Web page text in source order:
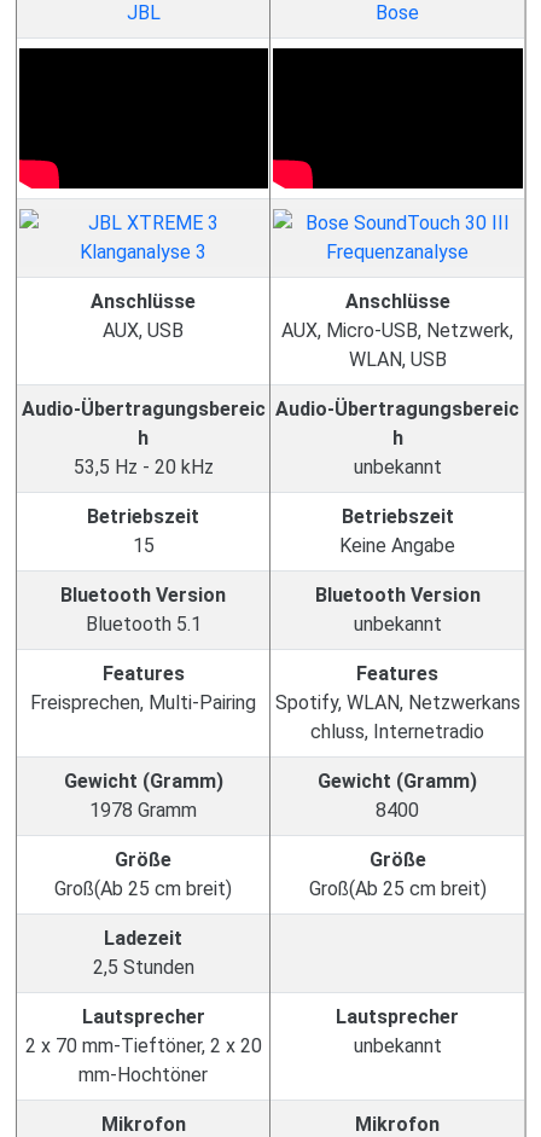
JBL
Bose
Anschlüsse
AUX, USB
Anschlüsse
AUX, Micro-USB, Netzwerk,
WLAN, USB
Audio-Übertragungsbereic
h
53,5 Hz - 20 kHz
Audio-Übertragungsbereic
h
unbekannt
Betriebszeit
15
Betriebszeit
Keine Angabe
Bluetooth Version
Bluetooth 5.1
Bluetooth Version
unbekannt
Features
Freisprechen, Multi-Pairing
Features
Spotify, WLAN, Netzwerkans
chluss, Internetradio
Gewicht (Gramm)
1978 Gramm
Gewicht (Gramm)
8400
Größe
Groß(Ab 25 cm breit)
Größe
Groß(Ab 25 cm breit)
Ladezeit
2,5 Stunden
Lautsprecher
2 x 70 mm-Tieftöner, 2 x 20
mm-Hochtöner
Lautsprecher
unbekannt
Mikrofon
Mikrofon